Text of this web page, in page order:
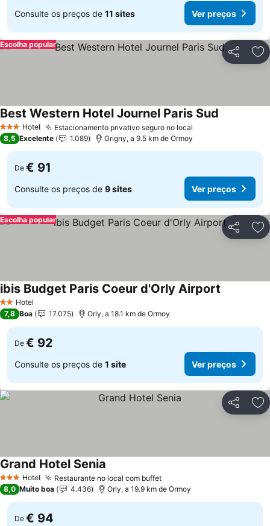
Consulte os preços de 11 sites Ver preços
Partilhar
Escolha popular
3 EstrelasHotel Estacionamento privativo seguro no local
Best Western Hotel Journel Paris Sud
8,5 Excelente 1.089 Grigny, a 9.5 km de Ormoy
De € 91
Consulte os preços de 9 sites Ver preços
Partilhar
Escolha popular
2 Estrelas
Hotel
ibis Budget Paris Coeur d'Orly Airport
7,8 Boa 17.075 Orly, a 18.1 km de Ormoy
De € 92
Consulte os preços de 1 site Ver preços
Partilhar
3 EstrelasHotel Restaurante no local com buffetVer preços
Grand Hotel Senia
8,0 Muito boa 4.436 Orly, a 19.9 km de Ormoy
De € 94